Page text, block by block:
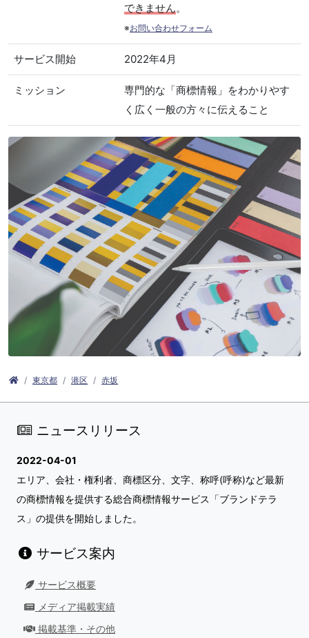
できません。
※お問い合わせフォーム
サービス開始 2022年4月
ミッション
専門的な「商標情報」をわかりやす
く広く一般の方々に伝えること
東京都 港区 赤坂
ニュースリリース
2022-04-01
エリア、会社・権利者、商標区分、文字、称呼(呼称)など最新
の商標情報を提供する総合商標情報サービス「ブランドテラ
ス」の提供を開始しました。
サービス案内
サービス概要
メディア掲載実績
掲載基準・その他